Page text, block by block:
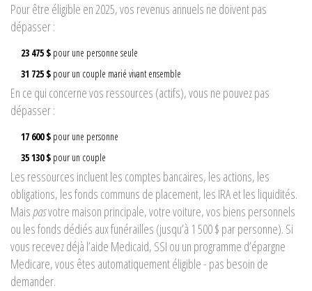
Pour être éligible en 2025, vos revenus annuels ne doivent pas
dépasser :
23 475 $ pour une personne seule
31 725 $ pour un couple marié vivant ensemble
En ce qui concerne vos ressources (actifs), vous ne pouvez pas
dépasser :
17 600 $ pour une personne
35 130 $ pour un couple
Les ressources incluent les comptes bancaires, les actions, les
obligations, les fonds communs de placement, les IRA et les liquidités.
Maispasvotre maison principale, votre voiture, vos biens personnels
ou les fonds dédiés aux funérailles (jusqu’à 1 500 $ par personne). Si
vous recevez déjà l’aide Medicaid, SSI ou un programme d’épargne
Medicare, vous êtes automatiquement éligible - pas besoin de
demander.